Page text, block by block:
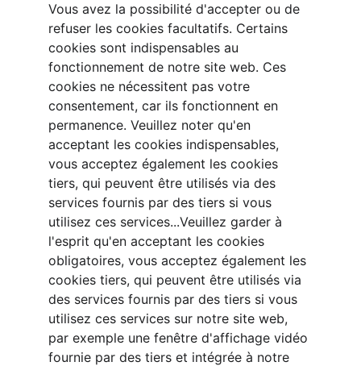
Vous avez la possibilité d'accepter ou de
refuser les cookies facultatifs. Certains
cookies sont indispensables au
fonctionnement de notre site web. Ces
cookies ne nécessitent pas votre
consentement, car ils fonctionnent en
permanence. Veuillez noter qu'en
acceptant les cookies indispensables,
vous acceptez également les cookies
tiers, qui peuvent être utilisés via des
services fournis par des tiers si vous
utilisez ces services...Veuillez garder à
l'esprit qu'en acceptant les cookies
obligatoires, vous acceptez également les
cookies tiers, qui peuvent être utilisés via
des services fournis par des tiers si vous
utilisez ces services sur notre site web,
par exemple une fenêtre d'affichage vidéo
fournie par des tiers et intégrée à notre